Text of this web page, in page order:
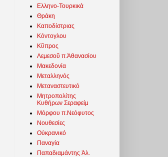
Ελληνο-Τουρκικὰ
Θράκη
Καποδίστριας
Κόντογλου
Κῦπρος
Λεμεσοῦ π.Ἀθανασίου
Μακεδονία
Μεταλληνός
Μεταναστευτικό
Μητροπολίτης
Κυθήρων Σεραφείμ
Μόρφου π.Νεόφυτος
Νουθεσίες
Οὐκρανικό
Παναγία
Παπαδιαμάντης Ἀλ.